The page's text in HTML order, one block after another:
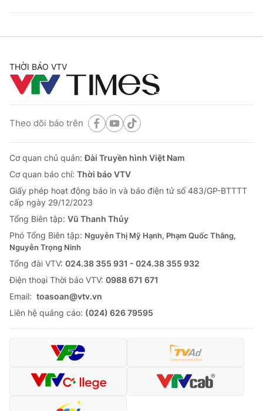
THỜI BÁO VTV
Theo dõi báo trên
Cơ quan chủ quản:Đài Truyền hình Việt Nam
Cơ quan báo chí: Thời báo VTV
Giấy phép hoạt động báo in và báo điện tử số 483/GP-BTTTT
cấp ngày 29/12/2023
Tổng Biên tập: Vũ Thanh Thủy
Phó Tổng Biên tập: Nguyễn Thị Mỹ Hạnh, Phạm Quốc Thắng,
Nguyễn Trọng Ninh
Tổng đài VTV: 024.38 355 931 - 024.38 355 932
Ðiện thoại Thời báo VTV: 0988 671 671
Email: toasoan@vtv.vn
Liên hệ quảng cáo: (024) 626 79595